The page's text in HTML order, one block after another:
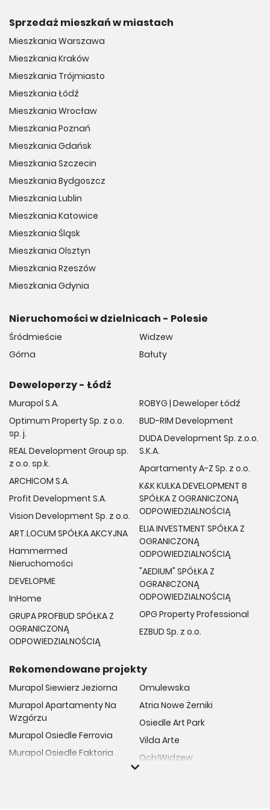
Sprzedaż mieszkań w miastach
Mieszkania Warszawa
Mieszkania Kraków
Mieszkania Trójmiasto
Mieszkania Łódź
Mieszkania Wrocław
Mieszkania Poznań
Mieszkania Gdańsk
Mieszkania Szczecin
Mieszkania Bydgoszcz
Mieszkania Lublin
Mieszkania Katowice
Mieszkania Śląsk
Mieszkania Olsztyn
Mieszkania Rzeszów
Mieszkania Gdynia
Nieruchomości w dzielnicach - Polesie
Śródmieście
Górna
Widzew
Bałuty
Deweloperzy - Łódź
Murapol S.A.
Optimum Property Sp. z o.o.
sp. j.
REAL Development Group sp.
z o.o. sp.k.
ARCHICOM S.A.
Profit Development S.A.
Vision Development Sp. z o.o.
ART.LOCUM SPÓŁKA AKCYJNA
Hammermed
Nieruchomości
DEVELOPME
InHome
GRUPA PROFBUD SPÓŁKA Z
OGRANICZONĄ
ODPOWIEDZIALNOŚCIĄ
ROBYG | Deweloper Łódź
BUD-RIM Development
DUDA Development Sp. z.o.o.
S.K.A.
Apartamenty A-Z Sp. z o.o.
K&K KULKA DEVELOPMENT 8
SPÓŁKA Z OGRANICZONĄ
ODPOWIEDZIALNOŚCIĄ
ELIA INVESTMENT SPÓŁKA Z
OGRANICZONĄ
ODPOWIEDZIALNOŚCIĄ
"AEDIUM" SPÓŁKA Z
OGRANICZONĄ
ODPOWIEDZIALNOŚCIĄ
OPG Property Professional
EZBUD Sp. z o.o.
Rekomendowane projekty
Murapol Siewierz Jeziorna
Murapol Apartamenty Na
Wzgórzu
Murapol Osiedle Ferrovia
Murapol Osiedle Faktoria
Omulewska
Atria Nowe Żerniki
Osiedle Art Park
Vilda Arte
Och!Widzew